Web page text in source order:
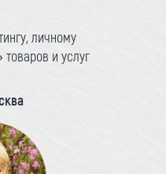
личному
и услуг